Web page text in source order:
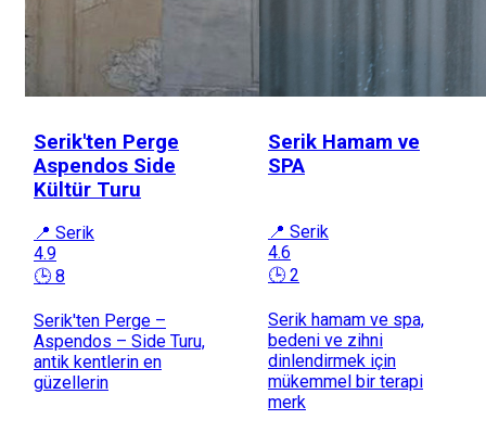
Serik'ten Perge
Aspendos Side
Kültür Turu
📍 Serik
4.9
🕒 8
Serik'ten Perge –
Aspendos – Side Turu,
antik kentlerin en
güzellerin
Serik Hamam ve
SPA
📍 Serik
4.6
🕒 2
Serik hamam ve spa,
bedeni ve zihni
dinlendirmek için
mükemmel bir terapi
merk